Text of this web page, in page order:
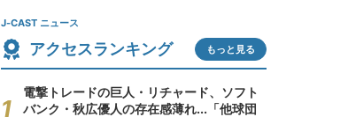
J-CAST ニュース
アクセスランキング もっと見る
電撃トレードの巨人・リチャード、ソフト
バンク・秋広優人の存在感薄れ...「他球団